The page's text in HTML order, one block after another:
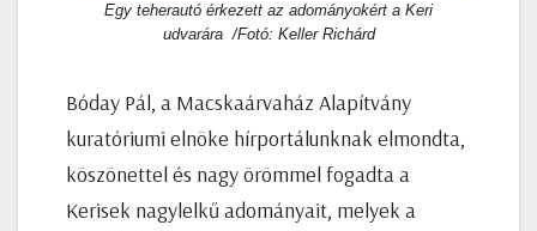
Egy teherautó érkezett az adományokért a Keri
udvarára /Fotó: Keller Richárd
Bóday Pál, a Macskaárvaház Alapítvány
kuratóriumi elnöke hírportálunknak elmondta,
köszönettel és nagy örömmel fogadta a
Kerisek nagylelkű adományait, melyek a